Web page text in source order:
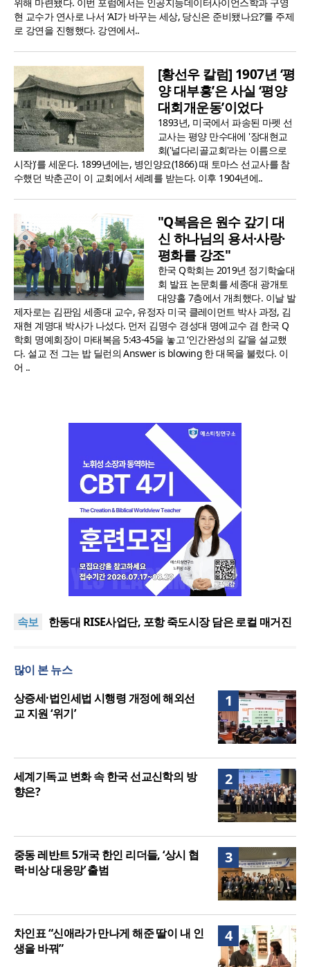
현 교수가 연사로 나서 ‘AI가 바꾸는 세상, 당신은 준비됐나요?’를 주제
로 강연을 진행했다. 강연에서..
[황선우 칼럼] 1907년 ‘평
양 대부흥’은 사실 ‘평양
대회개운동’이었다
1893년, 미국에서 파송된 마펫 선
교사는 평양 만수대에 '장대현교
회('널다리골교회'라는 이름으로
시작)'를 세운다. 1899년에는, 병인양요(1866) 때 토마스 선교사를 참
수했던 박춘곤이 이 교회에서 세례를 받는다. 이후 1904년에..
"Q복음은 원수 갚기 대
신 하나님의 용서·사랑·
평화를 강조"
한국 Q학회는 2019년 정기학술대
회 발표 논문회를 세종대 광개토
대양홀 7층에서 개최했다. 이날 발
제자로는 김판임 세종대 교수, 유정자 미국 클레이먼트 박사 과정, 김
재현 계명대 박사가 나섰다. 먼저 김명수 경성대 명예교수 겸 한국 Q
학회 명예회장이 마태복음 5:43-45을 놓고 ‘인간완성의 길’을 설교했
다. 설교 전 그는 밥 딜런의 Answer is blowing 한 대목을 불렀다. 이
어 ..
속보
느헤미야 연합기도회, ‘왕의 기도’로 나라·한국교회·다
여”
한동대 RISE사업단, 포항 죽도시장 담은 로컬 매거진
느헤미야 연합기도회, ‘왕의 기도’로 나라·한국교회·다
세기총 “자유를 지키며 하나 된 희망의 미래를 향하
여”
많이 본 뉴스
1
상증세·법인세법 시행령 개정에 해외선
교 지원 ‘위기’
2
세계기독교 변화 속 한국 선교신학의 방
향은?
3
중동 레반트 5개국 한인 리더들, ‘상시 협
력·비상 대응망’ 출범
4
차인표 “신애라가 만나게 해준 딸이 내 인
생을 바꿔”